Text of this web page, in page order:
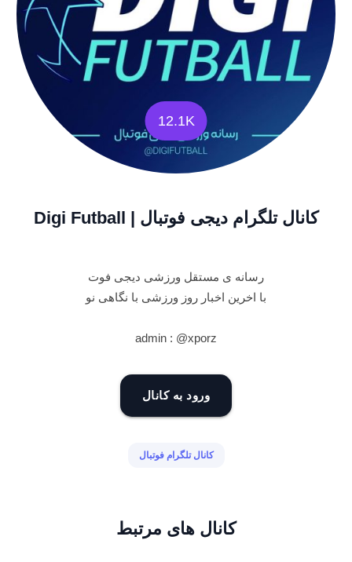
12.1K
کانال تلگرام دیجی فوتبال | Digi Futball
رسانه ی مستقل ورزشی دیجی فوت
با اخرین اخبار روز ورزشی با نگاهی نو
admin : @xporz
ورود به کانال
کانال تلگرام فوتبال
کانال های مرتبط